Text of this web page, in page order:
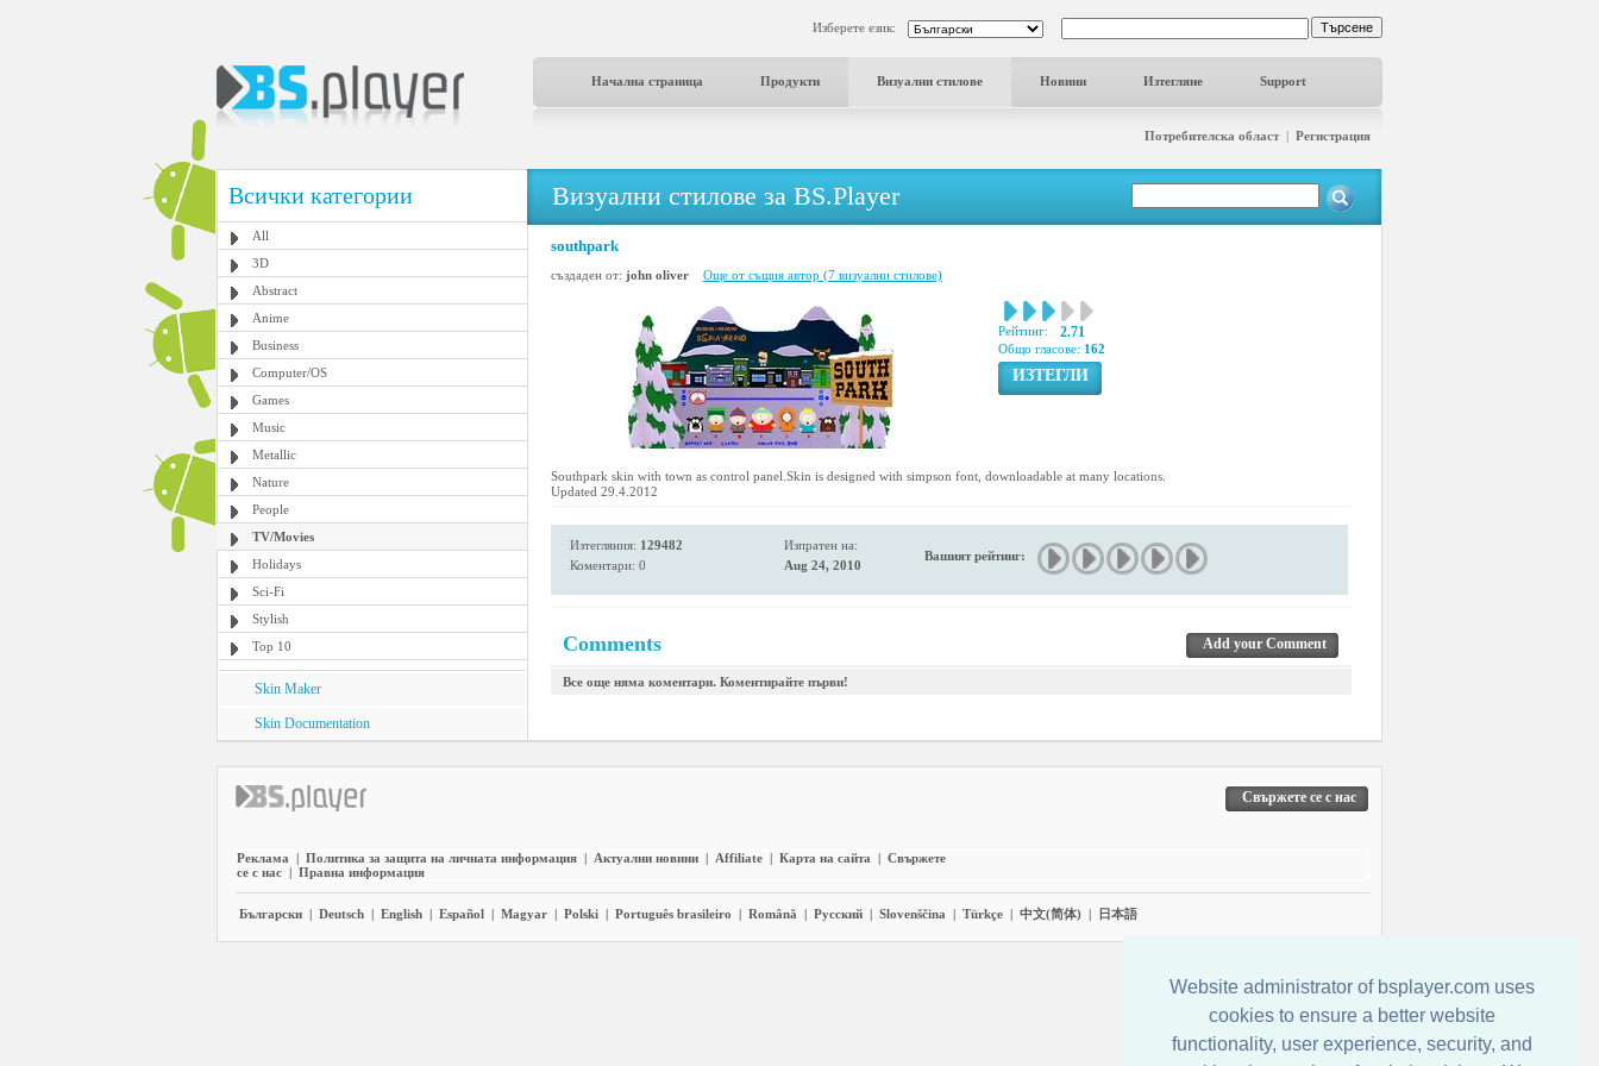
Website administrator of bsplayer.com uses
cookies to ensure a better website
functionality, user experience, security, and
Изберете език:
Начална страница Продукти Визуални стилове Новини Изтегляне Support
Потребителска област| Регистрация
Всички категории
All
3D
Abstract
Anime
Business
Computer/OS
Games
Music
Metallic
Nature
People
TV/Movies
Holidays
Sci-Fi
Stylish
Top 10
Skin Maker
Skin Documentation
Визуални стилове за BS.Player
southpark
създаден от: john oliver Още от същия автор (7 визуални стилове)
Рейтинг: 2.71
Общо гласове: 162
ИЗТЕГЛИ
Southpark skin with town as control panel.Skin is designed with simpson font, downloadable at many locations.
Updated 29.4.2012
Изтегляния: 129482
Коментари: 0
Изпратен на:
Aug 24, 2010
Вашият рейтинг:
Comments Add your Comment
Все още няма коментари. Коментирайте първи!
Свържете се с нас
Реклама | Политика за защита на личната информация | Актуални новини | Affiliate | Карта на сайта | Свържете
се с нас | Правна информация
Български | Deutsch | English | Español | Magyar | Polski | Português brasileiro | Română | Pyccĸий | Slovenščina | Türkçe | 中文(简体) | 日本語